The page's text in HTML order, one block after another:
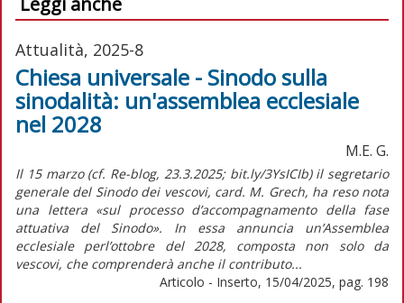
Attualità, 2025-8
Chiesa universale - Sinodo sulla
sinodalità: un'assemblea ecclesiale
nel 2028
M.E. G.
Il 15 marzo (cf. Re-blog, 23.3.2025; bit.ly/3YsICIb) il segretario
generale del Sinodo dei vescovi, card. M. Grech, ha reso nota
una lettera «sul processo d’accompagnamento della fase
attuativa del Sinodo». In essa annuncia un’Assemblea
ecclesiale perl’ottobre del 2028, composta non solo da
vescovi, che comprenderà anche il contributo...
Articolo - Inserto, 15/04/2025, pag. 198